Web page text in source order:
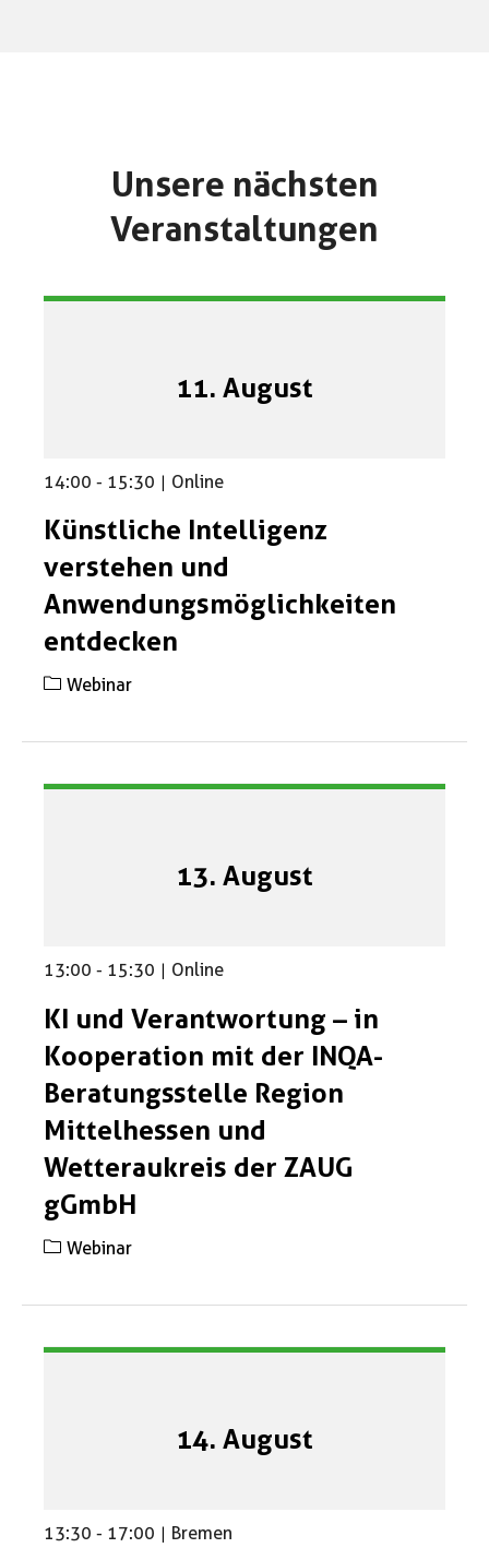
Unsere nächsten
Veranstaltungen​
11. August
14:00 - 15:30 | Online
Künstliche Intelligenz
verstehen und
Anwendungsmöglichkeiten
entdecken
Webinar
13. August
13:00 - 15:30 | Online
KI und Verantwortung – in
Kooperation mit der INQA-
Beratungsstelle Region
Mittelhessen und
Wetteraukreis der ZAUG
gGmbH
Webinar
14. August
13:30 - 17:00 | Bremen